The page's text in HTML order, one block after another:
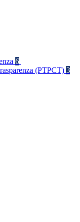
6
(PTPCT) 3